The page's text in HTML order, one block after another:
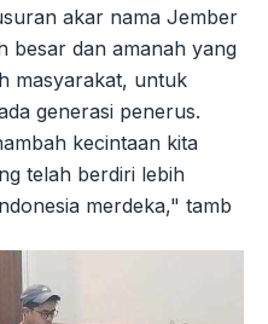
akar nama Jember
besar dan amanah yang
masyarakat, untuk
generasi penerus.
kecintaan kita
telah berdiri lebih
merdeka," tamb